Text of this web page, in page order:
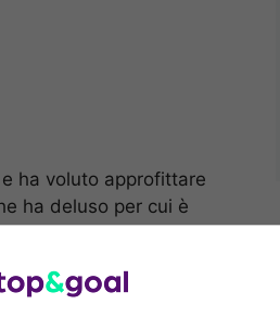
ha voluto approfittare
ha deluso per cui è